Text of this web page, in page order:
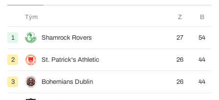
Tým Z B
1 Shamrock Rovers 27 54
2 St. Patrick's Athletic 26 44
3 Bohemians Dublin 26 44